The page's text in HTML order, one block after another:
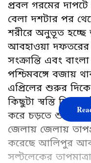
প্রবল গরমের
বেলা দশটার পর
শরীরে অনুভূত হচ্ছে
আবহাওয়া দফতরের
সংক্রান্তি এবং
পশ্চিমবঙ্গে বজায়
এপ্রিলের শুরুর দিকে
কিছুটা স্বস্তি
করে চড়তে শুরু
জেলায় জেলায়
করেছে আলিপুর
সল্টলেকের